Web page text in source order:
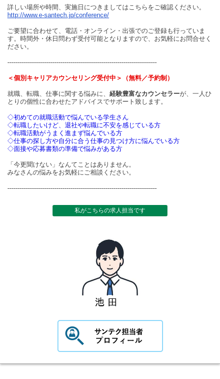
詳しい場所や時間、実施日につきましてはこちらをご確認ください。
http://www.e-santech.jp/conference/
ご要望に合わせて、電話・オンライン・出張でのご登録も行っていま
す。時間外・休日問わず受付可能となりますので、お気軽にお問合せく
ださい。
----------------------------------------------------------------------------
＜個別キャリアカウンセリング受付中＞（無料／予約制）
就職、転職、仕事に関する悩みに、 経験豊富なカウンセラーが、一人ひ
とりの個性に合わせたアドバイスでサポート致します。
◇初めての就職活動で悩んでいる学生さん
◇転職したいけど、退社や転職に不安を感じている方
◇転職活動がうまく進まず悩んでいる方
◇仕事の探し方や自分に合う仕事の見つけ方に悩んでいる方
◇面接や応募書類の準備で悩みがある方
「今更聞けない」なんてことはありません。
みなさんの悩みをお気軽にご相談ください。
----------------------------------------------------------------------------
私がこちらの求人担当です